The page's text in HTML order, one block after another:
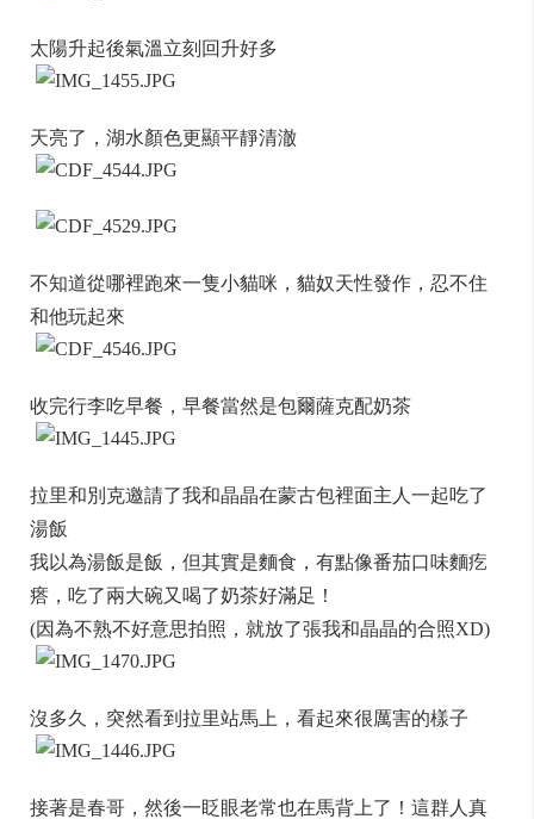
太陽升起後氣溫立刻回升好多
天亮了，湖水顏色更顯平靜清澈
不知道從哪裡跑來一隻小貓咪，貓奴天性發作，忍不住
和他玩起來
收完行李吃早餐，早餐當然是包爾薩克配奶茶
拉里和別克邀請了我和晶晶在蒙古包裡面主人一起吃了
湯飯
我以為湯飯是飯，但其實是麵食，有點像番茄口味麵疙
瘩，吃了兩大碗又喝了奶茶好滿足！
(因為不熟不好意思拍照，就放了張我和晶晶的合照XD)
沒多久，突然看到拉里站馬上，看起來很厲害的樣子
接著是春哥，然後一眨眼老常也在馬背上了！這群人真